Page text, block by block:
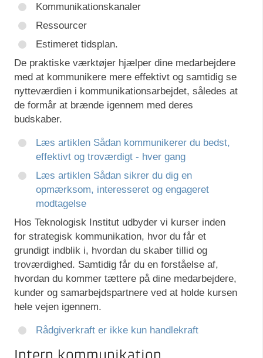
Kommunikationskanaler
Ressourcer
Estimeret tidsplan.
De praktiske værktøjer hjælper dine medarbejdere
med at kommunikere mere effektivt og samtidig se
nytteværdien i kommunikationsarbejdet, således at
de formår at brænde igennem med deres
budskaber.
Læs artiklen Sådan kommunikerer du bedst,
effektivt og troværdigt - hver gang
Læs artiklen Sådan sikrer du dig en
opmærksom, interesseret og engageret
modtagelse
Hos Teknologisk Institut udbyder vi kurser inden
for strategisk kommunikation, hvor du får et
grundigt indblik i, hvordan du skaber tillid og
troværdighed. Samtidig får du en forståelse af,
hvordan du kommer tættere på dine medarbejdere,
kunder og samarbejdspartnere ved at holde kursen
hele vejen igennem.
Rådgiverkraft er ikke kun handlekraft